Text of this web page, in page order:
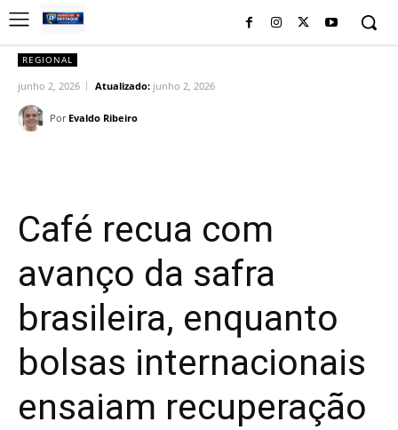
REGIONAL
junho 2, 2026 Atualizado: junho 2, 2026
Por Evaldo Ribeiro
Café recua com
avanço da safra
brasileira, enquanto
bolsas internacionais
ensaiam recuperação